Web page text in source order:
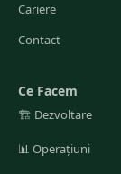
Cariere
Contact
Ce Facem
🏗️ Dezvoltare
📊 Operațiuni